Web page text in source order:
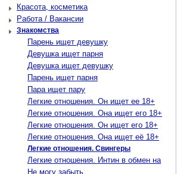
Красота, косметика
Работа / Вакансии
Знакомства
Парень ищет девушку
Девушка ищет парня
Девушка ищет девушку
Парень ищет парня
Пара ищет пару
Легкие отношения. Он ищет ее 18+
Легкие отношения. Она ищет его 18+
Легкие отношения. Он ищет его 18+
Легкие отношения. Она ищет её 18+
Легкие отношения. Свингеры
Легкие отношения. Интин в обмен на
Не могу забыть